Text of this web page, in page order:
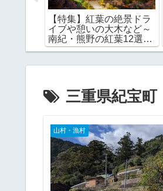
【特集】紅葉の絶景ドラ
イブや憩いの大木など～
南紀・熊野の紅葉12選♪
和歌山県編
三重県紀宝町
山村・漁村